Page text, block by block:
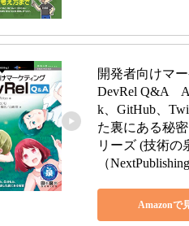
開発者向けマ
DevRel Q&A　
k、GitHub、
た裏にある秘
リーズ (技術の
（
Amazonで